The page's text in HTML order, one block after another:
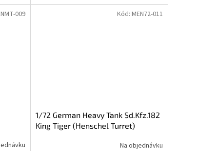
009
1/72 German Heavy Tank Sd.Kfz.182
King Tiger (Henschel Turret)
Na objednávku
Kód: MEN72-011